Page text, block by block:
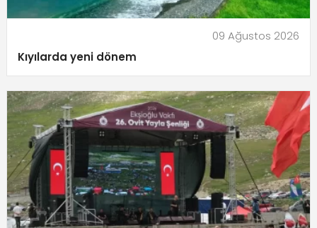
09 Ağustos 2026
Kıyılarda yeni dönem